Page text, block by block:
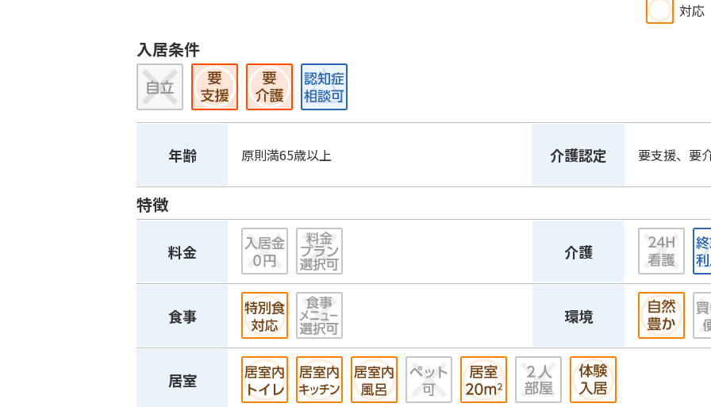
対応
入居条件
年齢 原則満65歳以上 介護認定 要支援、要
特徴
料金 介護
食事 環境
居室